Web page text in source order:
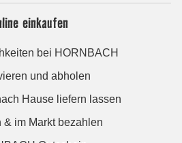
einkaufen
bei HORNBACH
und abholen
Hause liefern lassen
& im Markt bezahlen